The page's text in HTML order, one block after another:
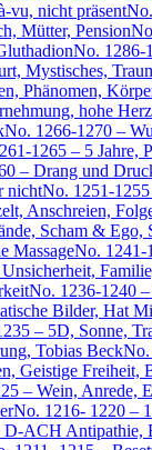
vu, nicht präsent
Mütter, Pension
No. 1286-
Mystisches,
Phänomen,
hohe Herz
No. 1266-1270 –
1265 – 5 Jahre,
– Drang und
nichtNo. 1251-
Anschreien,
Scham & Ego,
MassageNo. 1241-
Unsicherheit,
No. 1236-1240
Bilder, Hat
– 5D, Sonne,
Tobias BeckNo.
Geistige Freiheit,
– Wein, Anrede,
No. 1216- 1220 –
D-ACH Antipathie,